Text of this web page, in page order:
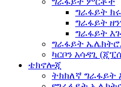
ግራፋይት
ግራፋይት
ግራፋይት
ግራፋይት
ካርቦን አሳዳጊ
ቴክኖሎጂ
ትክክለኛ